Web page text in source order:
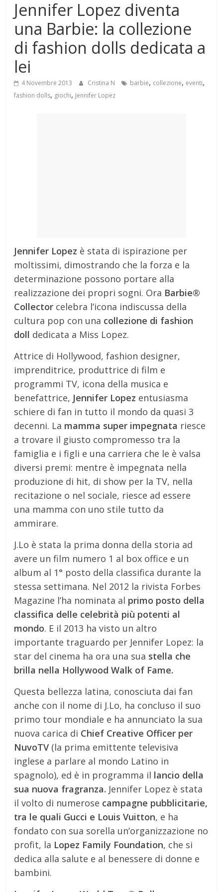
Mondo
Jennifer Lopez diventa
una Barbie: la collezione
di fashion dolls dedicata a
lei
4 Novembre 2013 Cristina N barbie, collezione, eventi,
fashion dolls, giochi, Jennifer Lopez
Jennifer Lopez è stata di ispirazione per
moltissimi, dimostrando che la forza e la
determinazione possono portare alla
realizzazione dei propri sogni. Ora Barbie®
Collector celebra l’icona indiscussa della
cultura pop con una collezione di fashion
doll dedicata a Miss Lopez.
Attrice di Hollywood, fashion designer,
imprenditrice, produttrice di film e
programmi TV, icona della musica e
benefattrice, Jennifer Lopez entusiasma
schiere di fan in tutto il mondo da quasi 3
decenni. La mamma super impegnata riesce
a trovare il giusto compromesso tra la
famiglia e i figli e una carriera che le è valsa
diversi premi: mentre è impegnata nella
produzione di hit, di show per la TV, nella
recitazione o nel sociale, riesce ad essere
una mamma con uno stile tutto da
ammirare.
J.Lo è stata la prima donna della storia ad
avere un film numero 1 al box office e un
album al 1° posto della classifica durante la
stessa settimana. Nel 2012 la rivista Forbes
Magazine l’ha nominata al primo posto della
classifica delle celebrità più potenti al
mondo. E il 2013 ha visto un altro
importante traguardo per Jennifer Lopez: la
star del cinema ha ora una sua stella che
brilla nella Hollywood Walk of Fame.
Questa bellezza latina, conosciuta dai fan
anche con il nome di J.Lo, ha concluso il suo
primo tour mondiale e ha annunciato la sua
nuova carica di Chief Creative Officer per
NuvoTV (la prima emittente televisiva
inglese a parlare al mondo Latino in
spagnolo), ed è in programma il lancio della
sua nuova fragranza. Jennifer Lopez è stata
il volto di numerose campagne pubblicitarie,
tra le quali Gucci e Louis Vuitton, e ha
fondato con sua sorella un’organizzazione no
profit, la Lopez Family Foundation, che si
dedica alla salute e al benessere di donne e
bambini.